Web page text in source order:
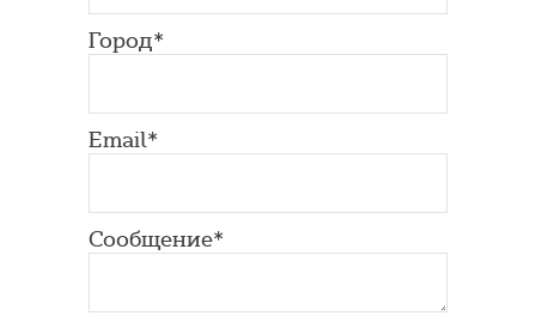
Город*
Email*
Сообщение*